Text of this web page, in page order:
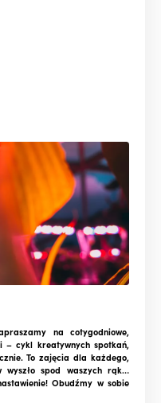
na cotygodniowe,
cykl kreatywnych spotkań,
To zajęcia dla każdego,
wyszło spod waszych rąk…
Obudźmy w sobie